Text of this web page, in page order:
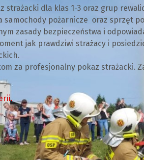
strażacki dla klas 1-3 oraz grup
samochody pożarnicze oraz sprzęt
zasady bezpieczeństwa i
jak prawdziwi strażacy i
za profesjonalny pokaz strażacki.